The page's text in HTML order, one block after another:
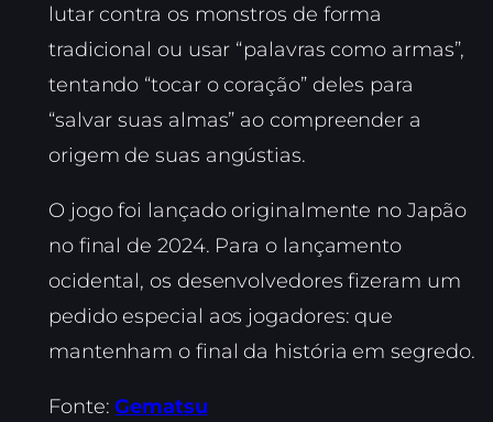
lutar contra os monstros de forma
tradicional ou usar “palavras como armas”,
tentando “tocar o coração” deles para
“salvar suas almas” ao compreender a
origem de suas angústias.
O jogo foi lançado originalmente no Japão
no final de 2024. Para o lançamento
ocidental, os desenvolvedores fizeram um
pedido especial aos jogadores: que
mantenham o final da história em segredo.
Fonte:Gematsu